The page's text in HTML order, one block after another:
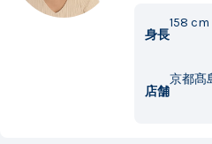
身長
158 cm
店舗
京都髙